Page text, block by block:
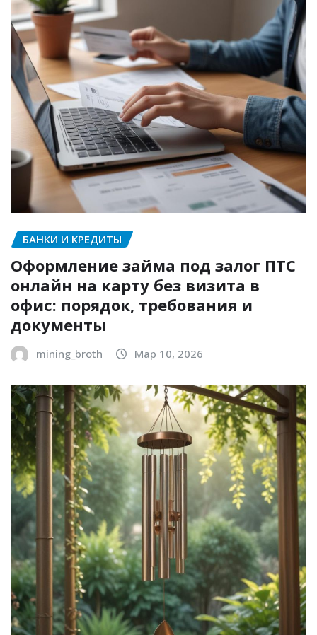
БАНКИ И КРЕДИТЫ
Оформление займа под залог ПТС
онлайн на карту без визита в
офис: порядок, требования и
документы
mining_broth Мар 10, 2026